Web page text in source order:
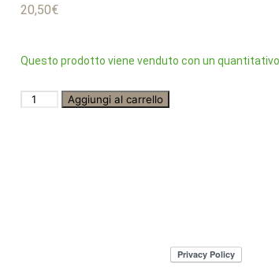
20,50€
Questo prodotto viene venduto con un quantitativo
Aggiungi al carrello